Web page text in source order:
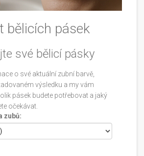
bělicích pásek
své bělicí pásky
o své aktuální zubní barvě,
výsledku a my vám
pásek budete potřebovat a jaký
očekávat.
zubů: